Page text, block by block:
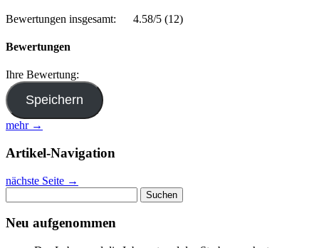
Bewertungen insgesamt: 4.58/5 (12)
Bewertungen
Ihre Bewertung:
mehr →
Artikel-Navigation
nächste Seite →
nach:
Neu aufgenommen